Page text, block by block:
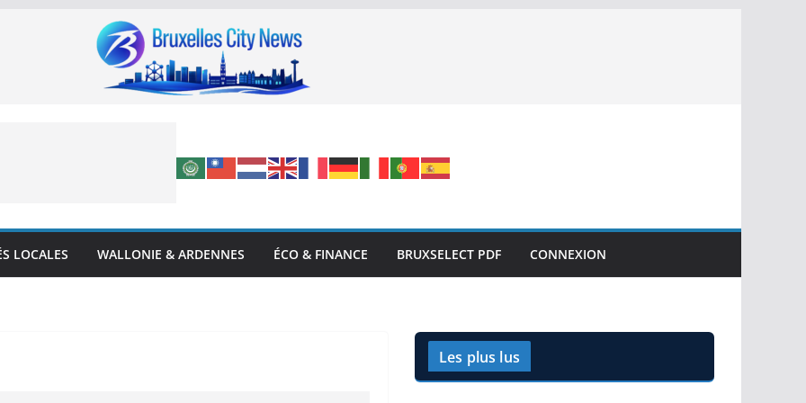
LOCALES WALLONIE & ARDENNES ÉCO & FINANCE BRUXSELECT PDF CONNEXION
Les plus lus